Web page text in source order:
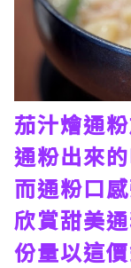
茄汁燴通
通粉出來
而通粉口
欣賞甜美
份量以這